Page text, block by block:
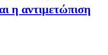
η αντιμετώπιση